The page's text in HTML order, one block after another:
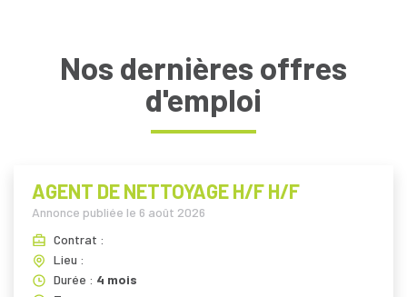
Nos dernières offres
d'emploi
AGENT DE NETTOYAGE H/F H/F
Annonce publiée le 6 août 2026
Contrat :
Lieu :
Durée : 4 mois